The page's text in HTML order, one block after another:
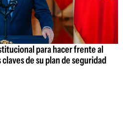
para hacer frente al
de su plan de seguridad